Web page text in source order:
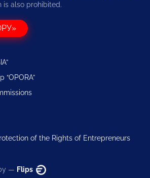
is also prohibited.
“OPORA”
of the Rights of Entrepreneurs
— Flips